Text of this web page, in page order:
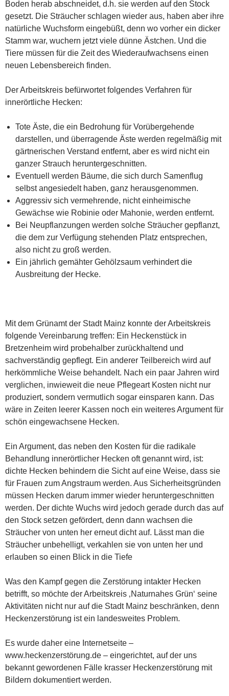
Boden herab abschneidet, d.h. sie werden auf den Stock
gesetzt. Die Sträucher schlagen wieder aus, haben aber ihre
natürliche Wuchsform eingebüßt, denn wo vorher ein dicker
Stamm war, wuchern jetzt viele dünne Ästchen. Und die
Tiere müssen für die Zeit des Wiederaufwachsens einen
neuen Lebensbereich finden.
Der Arbeitskreis befürwortet folgendes Verfahren für
innerörtliche Hecken:
Tote Äste, die ein Bedrohung für Vorübergehende
darstellen, und überragende Äste werden regelmäßig mit
gärtnerischen Verstand entfernt, aber es wird nicht ein
ganzer Strauch heruntergeschnitten.
Eventuell werden Bäume, die sich durch Samenflug
selbst angesiedelt haben, ganz herausgenommen.
Aggressiv sich vermehrende, nicht einheimische
Gewächse wie Robinie oder Mahonie, werden entfernt.
Bei Neupflanzungen werden solche Sträucher gepflanzt,
die dem zur Verfügung stehenden Platz entsprechen,
also nicht zu groß werden.
Ein jährlich gemähter Gehölzsaum verhindert die
Ausbreitung der Hecke.
Mit dem Grünamt der Stadt Mainz konnte der Arbeitskreis
folgende Vereinbarung treffen: Ein Heckenstück in
Bretzenheim wird probehalber zurückhaltend und
sachverständig gepflegt. Ein anderer Teilbereich wird auf
herkömmliche Weise behandelt. Nach ein paar Jahren wird
verglichen, inwieweit die neue Pflegeart Kosten nicht nur
produziert, sondern vermutlich sogar einsparen kann. Das
wäre in Zeiten leerer Kassen noch ein weiteres Argument für
schön eingewachsene Hecken.
Ein Argument, das neben den Kosten für die radikale
Behandlung innerörtlicher Hecken oft genannt wird, ist:
dichte Hecken behindern die Sicht auf eine Weise, dass sie
für Frauen zum Angstraum werden. Aus Sicherheitsgründen
müssen Hecken darum immer wieder heruntergeschnitten
werden. Der dichte Wuchs wird jedoch gerade durch das auf
den Stock setzen gefördert, denn dann wachsen die
Sträucher von unten her erneut dicht auf. Lässt man die
Sträucher unbehelligt, verkahlen sie von unten her und
erlauben so einen Blick in die Tiefe
Was den Kampf gegen die Zerstörung intakter Hecken
betrifft, so möchte der Arbeitskreis ‚Naturnahes Grün‘ seine
Aktivitäten nicht nur auf die Stadt Mainz beschränken, denn
Heckenzerstörung ist ein landesweites Problem.
Es wurde daher eine Internetseite –
www.heckenzerstörung.de – eingerichtet, auf der uns
bekannt gewordenen Fälle krasser Heckenzerstörung mit
Bildern dokumentiert werden.